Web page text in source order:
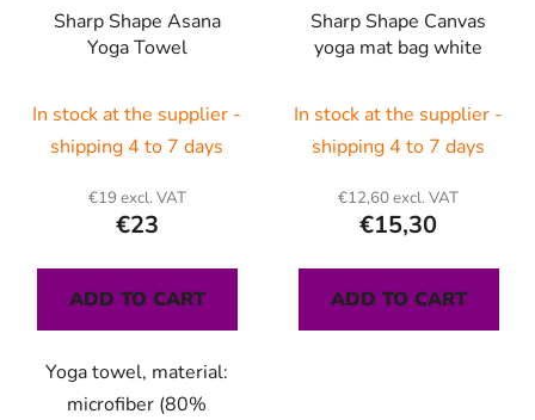
Sharp Shape Asana
Yoga Towel
In stock at the supplier -
shipping 4 to 7 days
€19 excl. VAT
€23
ADD TO CART
Yoga towel, material:
microfiber (80%
Sharp Shape Canvas
yoga mat bag white
In stock at the supplier -
shipping 4 to 7 days
€12,60 excl. VAT
€15,30
ADD TO CART